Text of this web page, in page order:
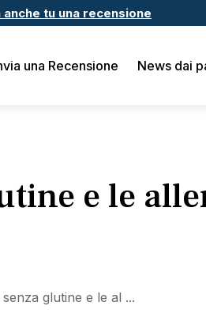
anche tu una recensione
una Recensione News dai
e le
senza glutine e le al ...